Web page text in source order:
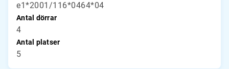
e1*2001/116*0464*04
Antal dörrar
4
Antal platser
5